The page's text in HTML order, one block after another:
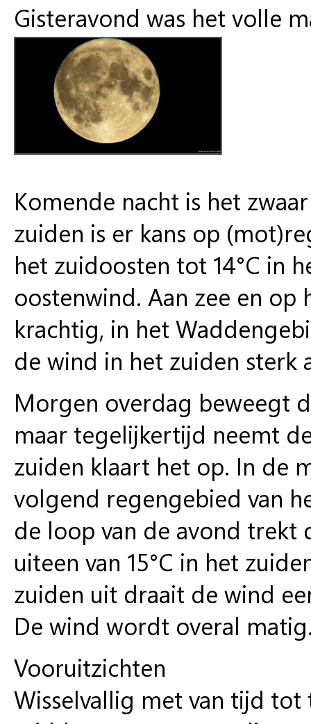
Gisteravond was het volle
Komende nacht is het
zuiden is er kans op
het zuidoosten tot 14°C in
oostenwind. Aan zee en
krachtig, in het
de wind in het zuiden sterk
Morgen overdag beweegt
maar tegelijkertijd neemt
zuiden klaart het op. In de
volgend regengebied van
de loop van de avond trekt
uiteen van 15°C in het
zuiden uit draait de wind
De wind wordt overal
Vooruitzichten
Wisselvallig met van tijd